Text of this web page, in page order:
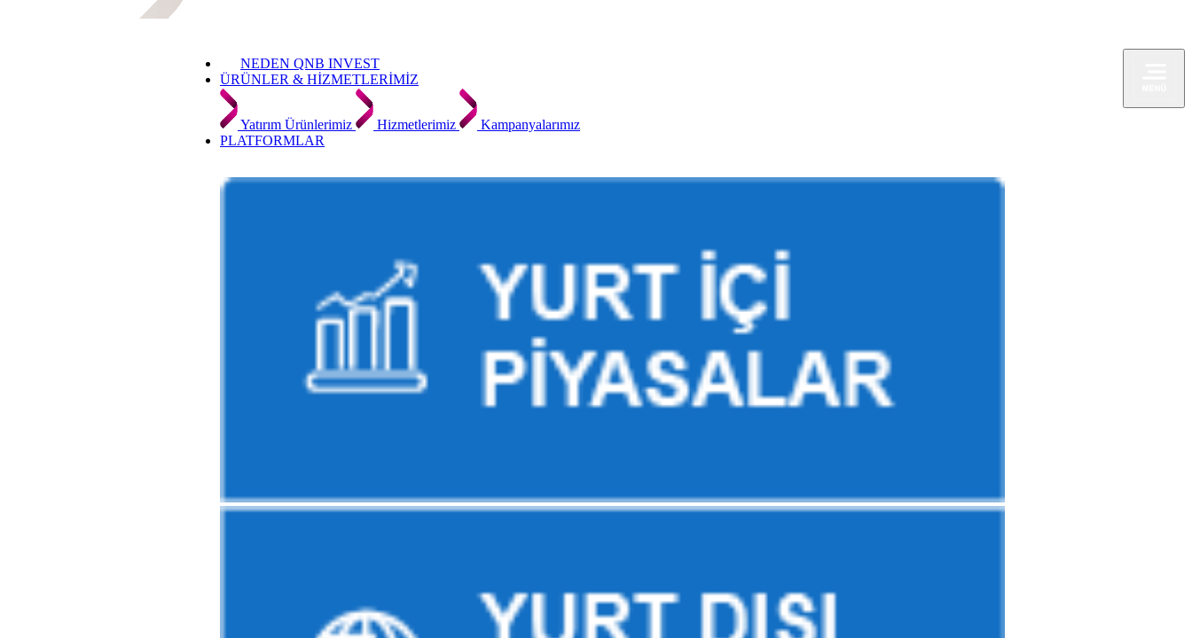
NEDEN QNB INVEST
ÜRÜNLER & HİZMETLERİMİZ
Yatırım Ürünlerimiz Hizmetlerimiz
Kampanyalarımız
PLATFORMLAR